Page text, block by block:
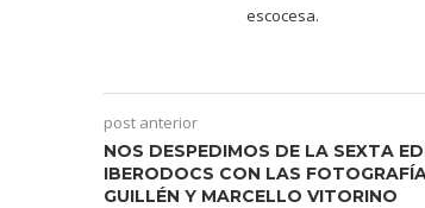
escocesa.
post anterior
NOS DESPEDIMOS DE LA SEXTA
IBERODOCS CON LAS
GUILLÉN Y MARCELLO VITORINO